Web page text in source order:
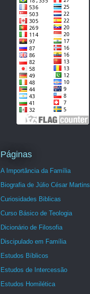
Páginas
A Importância da Família
Biografia de Júlio César Martins
Curiosidades Biblicas
Curso Básico de Teologia
Dicionário de Filosofia
Discipulado em Família
Estudos Bíblicos
Estudos de Intercessão
Estudos Homilética